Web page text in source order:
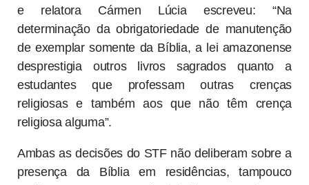
e relatora Cármen Lúcia escreveu: “Na
determinação da obrigatoriedade de manutenção
de exemplar somente da Bíblia, a lei amazonense
desprestigia outros livros sagrados quanto a
estudantes que professam outras crenças
religiosas e também aos que não têm crença
religiosa alguma”.
Ambas as decisões do STF não deliberam sobre a
presença da Bíblia em residências, tampouco